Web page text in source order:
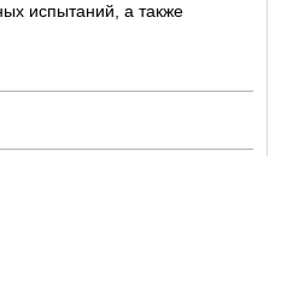
испытаний, а также